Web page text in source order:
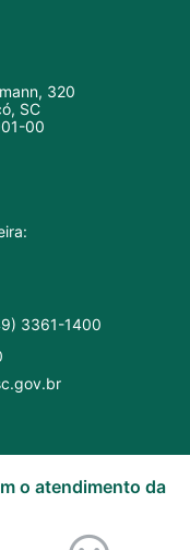
320
SC
00
3361-1400
o atendimento da